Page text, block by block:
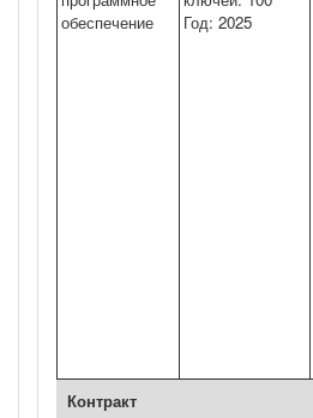
обеспечение
Год: 2025
Контракт